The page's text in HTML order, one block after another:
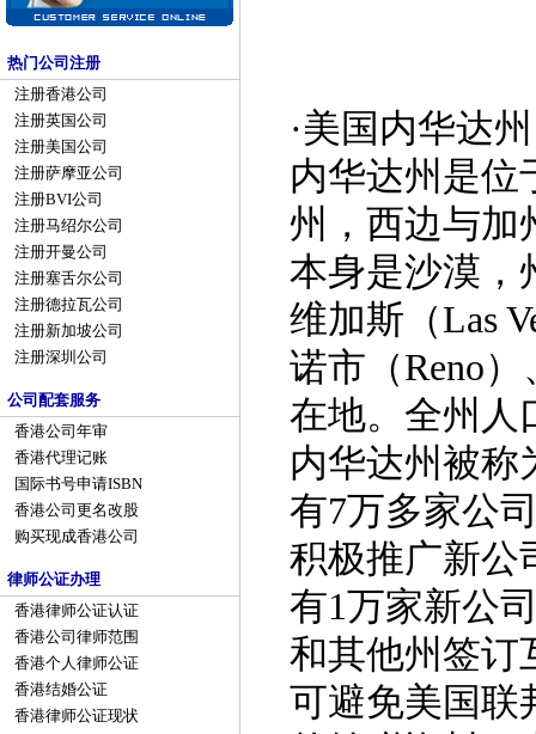
热门公司注册
注册香港公司
注册英国公司
注册美国公司
注册萨摩亚公司
注册BVI公司
注册马绍尔公司
注册开曼公司
注册塞舌尔公司
注册德拉瓦公司
注册新加坡公司
注册深圳公司
公司配套服务
香港公司年审
香港代理记账
国际书号申请ISBN
香港公司更名改股
购买现成香港公司
律师公证办理
香港律师公证认证
香港公司律师范围
香港个人律师公证
香港结婚公证
香港律师公证现状
·美国内华达
内华达州是位
州，西边与加
本身是沙漠，
维加斯（Las
诺市（Reno
在地。全州人
内华达州被称
有7万多家公
积极推广新公
有1万家新公
和其他州签订
可避免美国联